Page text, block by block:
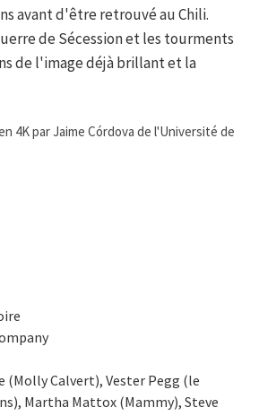
avant d'être retrouvé au Chili.
de Sécession et les tourments
de l'image déjà brillant et la
4K par Jaime Córdova de l'Université de
(Molly Calvert), Vester Pegg (le
Martha Mattox (Mammy), Steve